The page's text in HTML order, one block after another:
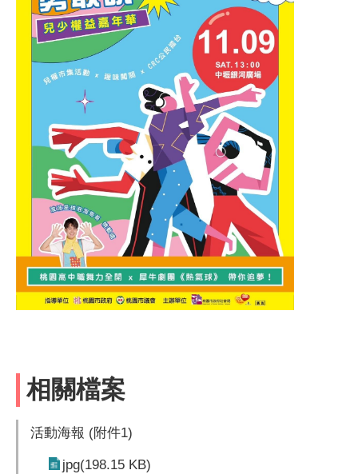
相關檔案
活動海報 (附件1)
jpg(198.15 KB)